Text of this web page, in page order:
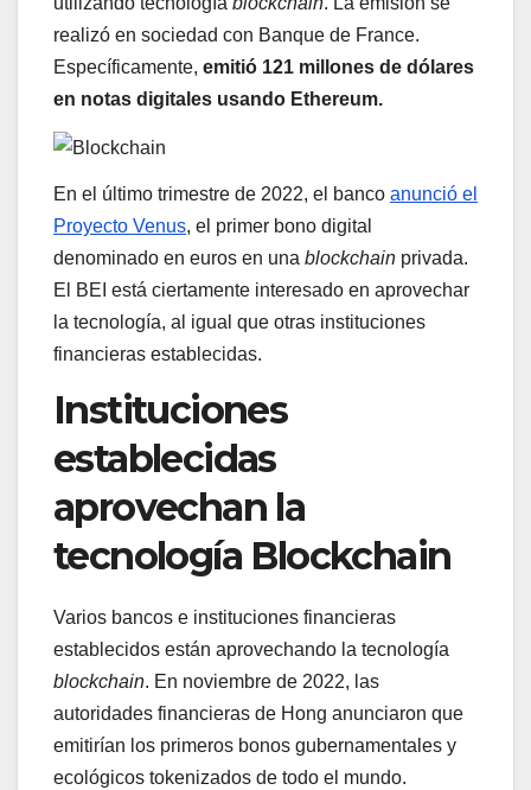
realizó en sociedad con Banque de France.
Específicamente, emitió 121 millones de dólares
en notas digitales usando Ethereum.
En el último trimestre de 2022, el banco anunció el
Proyecto Venus, el primer bono digital
denominado en euros en una blockchain privada.
El BEI está ciertamente interesado en aprovechar
la tecnología, al igual que otras instituciones
financieras establecidas.
Instituciones
establecidas
aprovechan la
tecnología Blockchain
Varios bancos e instituciones financieras
establecidos están aprovechando la tecnología
blockchain. En noviembre de 2022, las
autoridades financieras de Hong anunciaron que
emitirían los primeros bonos gubernamentales y
ecológicos tokenizados de todo el mundo.